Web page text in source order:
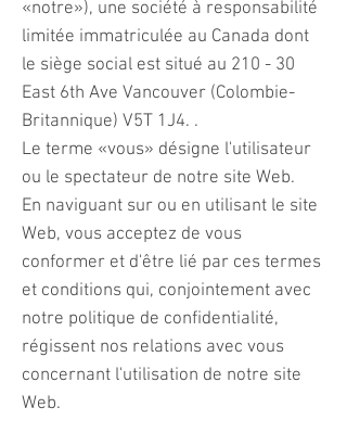
«notre»), une société à responsabilité
limitée immatriculée au Canada dont
le siège social est situé au 210 - 30
East 6th Ave Vancouver (Colombie-
Britannique) V5T 1J4. .
Le terme «vous» désigne l'utilisateur
ou le spectateur de notre site Web.
En naviguant sur ou en utilisant le site
Web, vous acceptez de vous
conformer et d'être lié par ces termes
et conditions qui, conjointement avec
notre politique de confidentialité,
régissent nos relations avec vous
concernant l'utilisation de notre site
Web.